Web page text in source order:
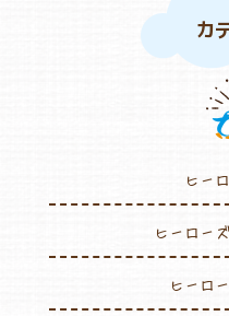
カ
ヒー
ヒーロー
ヒーロ